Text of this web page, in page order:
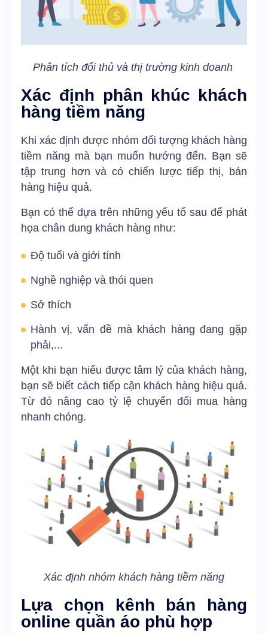
Phân tích đối thủ và thị trường kinh doanh
Xác định phân khúc khách
hàng tiềm năng
Khi xác định được nhóm đối tượng khách hàng
tiềm năng mà bạn muốn hướng đến. Bạn sẽ
tập trung hơn và có chiến lược tiếp thị, bán
hàng hiệu quả.
Bạn có thể dựa trên những yếu tố sau để phát
họa chân dung khách hàng như:
Độ tuổi và giới tính
Nghề nghiệp và thói quen
Sở thích
Hành vị, vấn đề mà khách hàng đang gặp
phải,...
Một khi bạn hiểu được tâm lý của khách hàng,
bạn sẽ biết cách tiếp cận khách hàng hiệu quả.
Từ đó nâng cao tỷ lệ chuyển đổi mua hàng
nhanh chóng.
Xác định nhóm khách hàng tiềm năng
Lựa chọn kênh bán hàng
online quần áo phù hợp